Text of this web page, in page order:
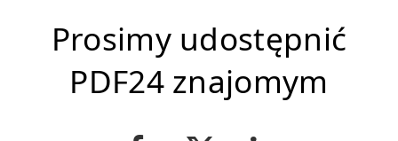
Prosimy udostępnić
PDF24 znajomym